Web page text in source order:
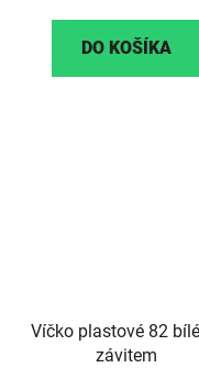
DO KOŠÍKA
Víčko plastové 82
závitem